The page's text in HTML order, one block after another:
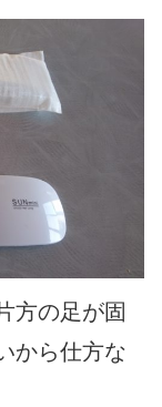
方の足が固
から仕方な